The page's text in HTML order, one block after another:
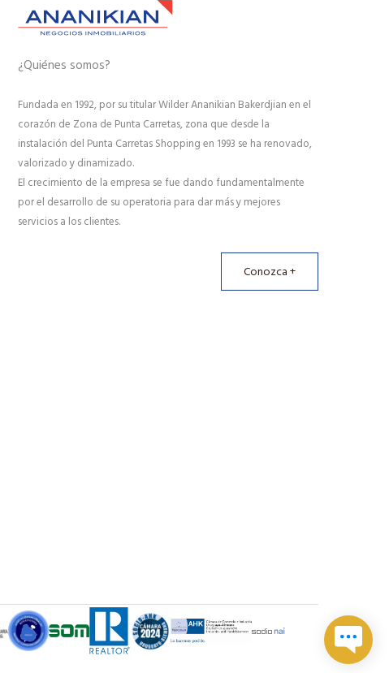
¿Quiénes somos?
Fundada en 1992, por su titular Wilder Ananikian Bakerdjian en el
corazón de Zona de Punta Carretas, zona que desde la
instalación del Punta Carretas Shopping en 1993 se ha renovado,
valorizado y dinamizado.
El crecimiento de la empresa se fue dando fundamentalmente
por el desarrollo de su operatoria para dar más y mejores
servicios a los clientes.
Conozca +